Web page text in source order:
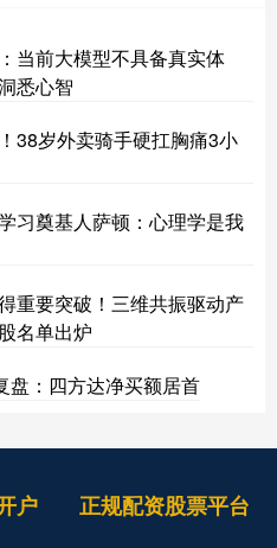
当前大模型不具备真实体
悉心智
38岁外卖骑手硬扛胸痛3小
习奠基人萨顿：心理学是我
重要突破！三维共振驱动产
名单出炉
盘：四方达净买额居首
户 正规配资股票平台